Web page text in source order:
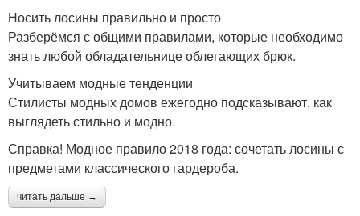
Носить лосины правильно и просто
Разберёмся с общими правилами, которые необходимо
знать любой обладательнице облегающих брюк.
Учитываем модные тенденции
Стилисты модных домов ежегодно подсказывают, как
выглядеть стильно и модно.
Справка! Модное правило 2018 года: сочетать лосины с
предметами классического гардероба.
читать дальше →